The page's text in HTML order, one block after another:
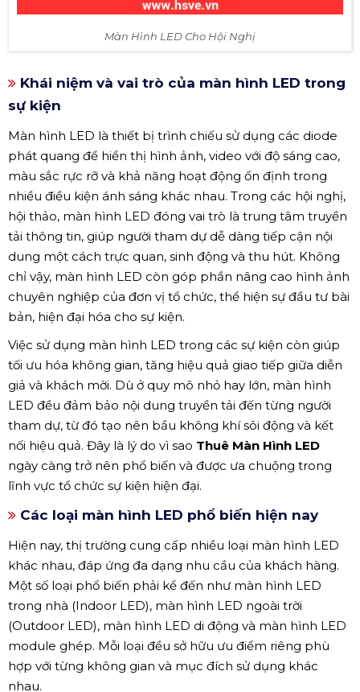
Màn Hình LED Cho Hội Nghị
Khái niệm và vai trò của màn hình LED trong
sự kiện
Màn hình LED là thiết bị trình chiếu sử dụng các diode
phát quang để hiển thị hình ảnh, video với độ sáng cao,
màu sắc rực rỡ và khả năng hoạt động ổn định trong
nhiều điều kiện ánh sáng khác nhau. Trong các hội nghị,
hội thảo, màn hình LED đóng vai trò là trung tâm truyền
tải thông tin, giúp người tham dự dễ dàng tiếp cận nội
dung một cách trực quan, sinh động và thu hút. Không
chỉ vậy, màn hình LED còn góp phần nâng cao hình ảnh
chuyên nghiệp của đơn vị tổ chức, thể hiện sự đầu tư bài
bản, hiện đại hóa cho sự kiện.
Việc sử dụng màn hình LED trong các sự kiện còn giúp
tối ưu hóa không gian, tăng hiệu quả giao tiếp giữa diễn
giả và khách mời. Dù ở quy mô nhỏ hay lớn, màn hình
LED đều đảm bảo nội dung truyền tải đến từng người
tham dự, từ đó tạo nên bầu không khí sôi động và kết
nối hiệu quả. Đây là lý do vì sao Thuê Màn Hình LED
ngày càng trở nên phổ biến và được ưa chuộng trong
lĩnh vực tổ chức sự kiện hiện đại.
Các loại màn hình LED phổ biến hiện nay
Hiện nay, thị trường cung cấp nhiều loại màn hình LED
khác nhau, đáp ứng đa dạng nhu cầu của khách hàng.
Một số loại phổ biến phải kể đến như màn hình LED
trong nhà (Indoor LED), màn hình LED ngoài trời
(Outdoor LED), màn hình LED di động và màn hình LED
module ghép. Mỗi loại đều sở hữu ưu điểm riêng phù
hợp với từng không gian và mục đích sử dụng khác
nhau.